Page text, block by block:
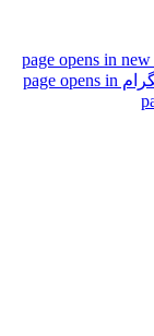
لینک‌دین page opens in new
تلگرام page opens in